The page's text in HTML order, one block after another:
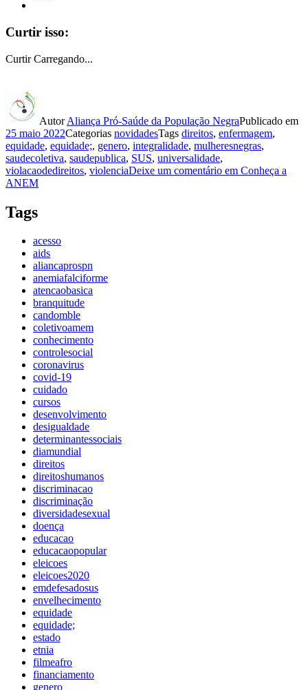
Curtir isso:
Curtir Carregando...
AutorAliança Pró-Saúde da População NegraPublicado em
25 maio 2022Categorias novidadesTags direitos, enfermagem,
equidade, equidade;, genero, integralidade, mulheresnegras,
saudecoletiva, saudepublica, SUS, universalidade,
violacaodedireitos, violenciaDeixe um comentário em Conheça a
ANEM
Tags
acesso
aids
aliancaprospn
anemiafalciforme
atencaobasica
branquitude
candomble
coletivoamem
conhecimento
controlesocial
coronavirus
covid-19
cuidado
cursos
desenvolvimento
desigualdade
determinantessociais
diamundial
direitos
direitoshumanos
discriminacao
discriminação
diversidadesexual
doença
educacao
educacaopopular
eleicoes
eleicoes2020
emdefesadosus
envelhecimento
equidade
equidade;
estado
etnia
filmeafro
financiamento
genero